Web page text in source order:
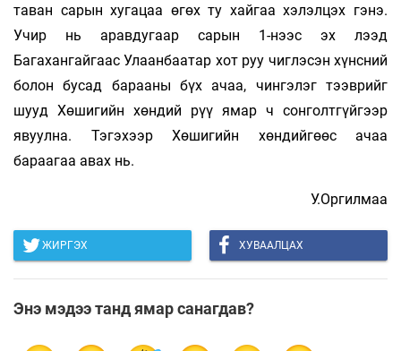
таван сарын хугацаа өгөх ту хайгаа хэлэлцэх гэнэ.
Учир нь аравдугаар сарын 1-нээс эх лээд
Багахангайгаас Улаанбаатар хот руу чиглэсэн хүнсний
болон бусад барааны бүх ачаа, чингэлэг тээврийг
шууд Хөшигийн хөндий рүү ямар ч сонголтгүйгээр
явуулна. Тэгэхээр Хөшигийн хөндийгөөс ачаа
бараагаа авах нь.
У.Оргилмаа
ЖИРГЭХ ХУВААЛЦАХ
Энэ мэдээ танд ямар санагдав?